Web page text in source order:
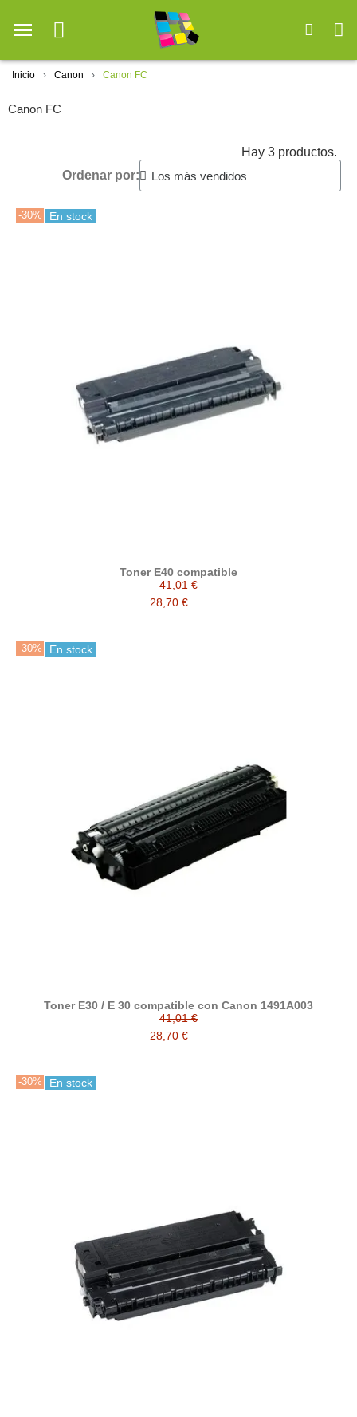
Inicio Canon Canon FC
Canon FC
Hay 3 productos.
Ordenar por:
-30% En stock
Toner E40 compatible
41,01 €
28,70 €
-30% En stock
Toner E30 / E 30 compatible con Canon 1491A003
41,01 €
28,70 €
-30% En stock